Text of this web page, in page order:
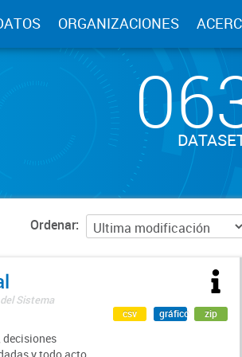
ORGANIZACIONES
Ordenar
Sistema
csv gráfico zip